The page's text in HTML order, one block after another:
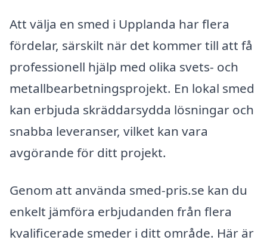
Att välja en smed i Upplanda har flera
fördelar, särskilt när det kommer till att få
professionell hjälp med olika svets- och
metallbearbetningsprojekt. En lokal smed
kan erbjuda skräddarsydda lösningar och
snabba leveranser, vilket kan vara
avgörande för ditt projekt.
Genom att använda smed-pris.se kan du
enkelt jämföra erbjudanden från flera
kvalificerade smeder i ditt område. Här är